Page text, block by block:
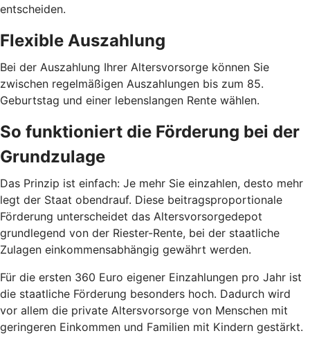
entscheiden.
Flexible Auszahlung
Bei der Auszahlung Ihrer Altersvorsorge können Sie
zwischen regelmäßigen Auszahlungen bis zum 85.
Geburtstag und einer lebenslangen Rente wählen.
So funktioniert die Förderung bei der
Grundzulage
Das Prinzip ist einfach: Je mehr Sie einzahlen, desto mehr
legt der Staat obendrauf. Diese beitragsproportionale
Förderung unterscheidet das Altersvorsorgedepot
grundlegend von der Riester-Rente, bei der staatliche
Zulagen einkommensabhängig gewährt werden.
Für die ersten 360 Euro eigener Einzahlungen pro Jahr ist
die staatliche Förderung besonders hoch. Dadurch wird
vor allem die private Altersvorsorge von Menschen mit
geringeren Einkommen und Familien mit Kindern gestärkt.